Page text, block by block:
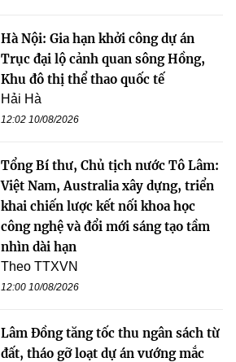
Hà Nội: Gia hạn khởi công dự án
Trục đại lộ cảnh quan sông Hồng,
Khu đô thị thể thao quốc tế
Hải Hà
12:02 10/08/2026
Tổng Bí thư, Chủ tịch nước Tô Lâm:
Việt Nam, Australia xây dựng, triển
khai chiến lược kết nối khoa học
công nghệ và đổi mới sáng tạo tầm
nhìn dài hạn
Theo TTXVN
12:00 10/08/2026
Lâm Đồng tăng tốc thu ngân sách từ
đất, tháo gỡ loạt dự án vướng mắc